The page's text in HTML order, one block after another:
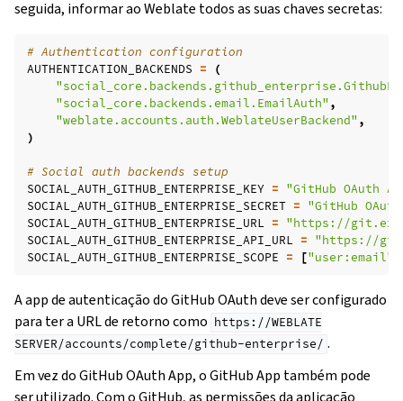
seguida, informar ao Weblate todos as suas chaves secretas:
# Authentication configuration
AUTHENTICATION_BACKENDS =
(
"social_core.backends.email.EmailAuth",
"weblate.accounts.auth.WeblateUserBackend",
)
# Social auth backends setup
SOCIAL_AUTH_GITHUB_ENTERPRISE_KEY = "GitHub OAuth
SOCIAL_AUTH_GITHUB_ENTERPRISE_SECRET = "GitHub
SOCIAL_AUTH_GITHUB_ENTERPRISE_URL = "https://
SOCIAL_AUTH_GITHUB_ENTERPRISE_API_URL = "https://
SOCIAL_AUTH_GITHUB_ENTERPRISE_SCOPE = ["user:email"
A app de autenticação do GitHub OAuth deve ser configurado
para ter a URL de retorno como https://WEBLATE
SERVER/accounts/complete/github-enterprise/ .
Em vez do GitHub OAuth App, o GitHub App também pode
ser utilizado. Com o GitHub, as permissões da aplicação